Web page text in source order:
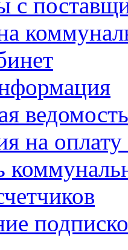
ведомость
на